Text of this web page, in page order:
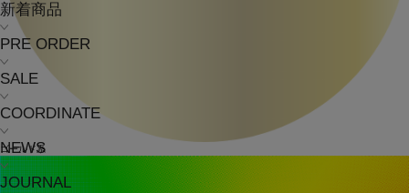
新着商品
PRE ORDER
SALE
COORDINATE
NEWS
JOURNAL
ゴールド系